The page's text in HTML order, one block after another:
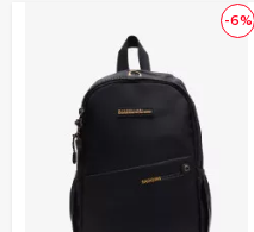
-6%